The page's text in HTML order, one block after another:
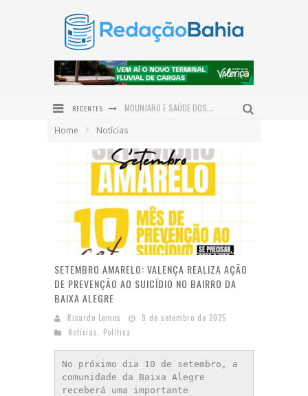
RECENTES
MOUNJARO E SAÚDE DOS OLHOS: ESPECIALISTA EXPLICA OS CUIDADOS PARA QUEM TEM DIABETES
RAFA DE HILDÉCIO AMPLIA POLÍTICA EM ITUBERÁ COM ADESÃO DO VEREADOR BRUNO DA GATA
DIVISÃO DAS TAREFAS DOMÉSTICAS GANHA PROTAGONISMO NO DIA DOS PAIS
PROJETO BI-BI CAPACITA 30 EDUCADORES EM IBIPEBA PARA FORTALECER A FORMAÇÃO DE LEITORES
Home Notícias
SETEMBRO AMARELO: VALENÇA REALIZA AÇÃO
DE PREVENÇÃO AO SUICÍDIO NO BAIRRO DA
BAIXA ALEGRE
Ricardo Lemos
9 de setembro de 2025
Notícias
Política
No próximo dia 10 de setembro, a
comunidade da Baixa Alegre
receberá uma importante